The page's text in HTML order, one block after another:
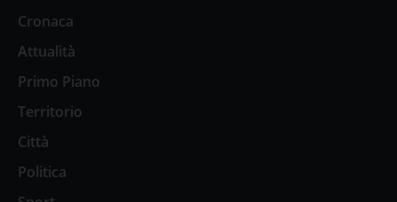
Cronaca
Attualità
Primo Piano
Territorio
Città
Politica